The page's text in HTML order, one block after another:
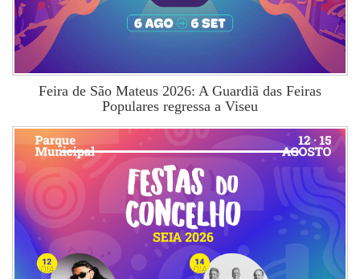
Feira de São Mateus 2026: A Guardiã das Feiras
Populares regressa a Viseu